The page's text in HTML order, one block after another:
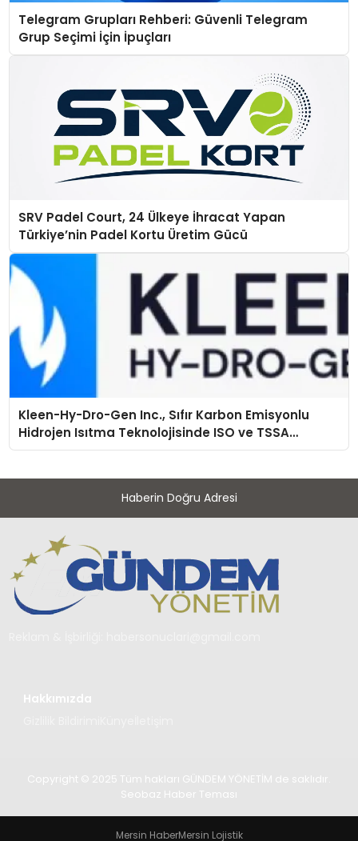
Telegram Grupları Rehberi: Güvenli Telegram
Grup Seçimi İçin İpuçları
SRV Padel Court, 24 Ülkeye İhracat Yapan
Türkiye’nin Padel Kortu Üretim Gücü
Kleen-Hy-Dro-Gen Inc., Sıfır Karbon Emisyonlu
Hidrojen Isıtma Teknolojisinde ISO ve TSSA
Düzenleyici Onaylarını Aldı
Haberin Doğru Adresi
Hakkımızda
Copyright © 2025 Tüm hakları GÜNDEM YÖNETİM de saklıdır.
Seobaz Haber Teması
Mersin HaberMersin Lojistik